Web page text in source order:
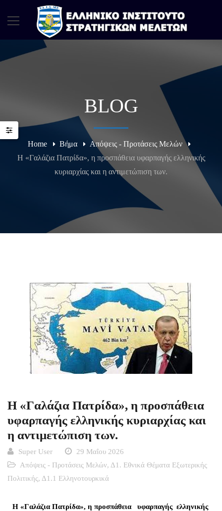
BLOG
Home Βήμα
Απόψεις - Προτάσεις Μελών
Η «Γαλάζια Πατρίδα», η προσπάθεια υφαρπαγής ελληνικής
κυριαρχίας και η αντιμετώπιση των.
Η «Γαλάζια Πατρίδα», η προσπάθεια
υφαρπαγής ελληνικής κυριαρχίας και
η αντιμετώπιση των.
Super User
29 Μαΐου 2026
Απόψεις - Προτάσεις Μελών, Δ1. Εθνικά Θέματα Εξωτερικής
Πολιτικής, Δ1.1 Ελληνοτουρκικά
Η «Γαλάζια Πατρίδα», η προσπάθεια υφαρπαγής ελληνικής